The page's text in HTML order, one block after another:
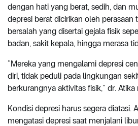
dengan hati yang berat, sedih, dan
depresi berat dicirikan oleh perasaan
bersalah yang disertai gejala fisik
badan, sakit kepala, hingga merasa
“Mereka yang mengalami depresi
diri, tidak peduli pada lingkungan
berkurangnya aktivitas fisik,” dr. Atika
Kondisi depresi harus segera diatasi.
mengatasi depresi saat menjalani